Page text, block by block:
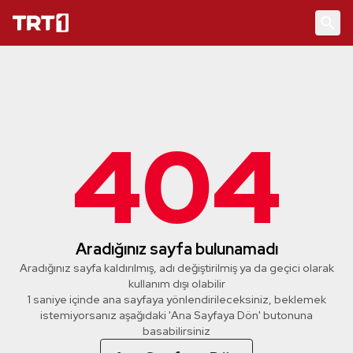
404
Aradığınız sayfa bulunamadı
Aradığınız sayfa kaldırılmış, adı değiştirilmiş ya da geçici olarak
kullanım dışı olabilir
1 saniye içinde ana sayfaya yönlendirileceksiniz, beklemek
istemiyorsanız aşağıdaki 'Ana Sayfaya Dön' butonuna
basabilirsiniz